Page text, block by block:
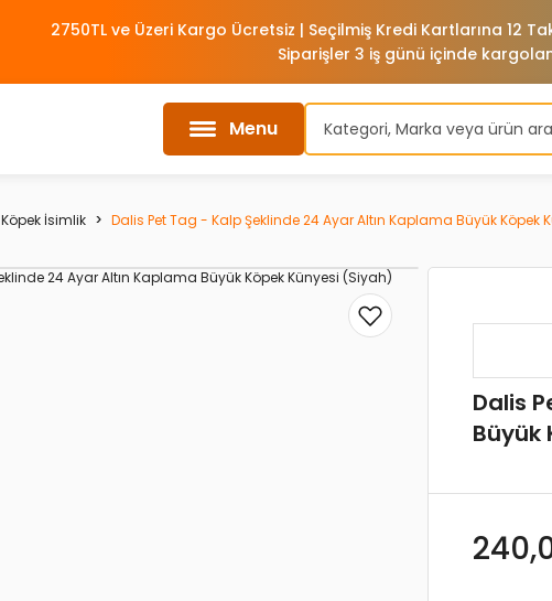
2750TL ve Üzeri Kargo Ücretsiz | Seçilmiş Kredi Kartlarına 12
Siparişler 3 iş günü içinde
Menu
Köpek İsimlik Dalis Pet Tag - Kalp Şeklinde 24 Ayar Altın Kaplama Büyük Köpek
Dalis
Büyük